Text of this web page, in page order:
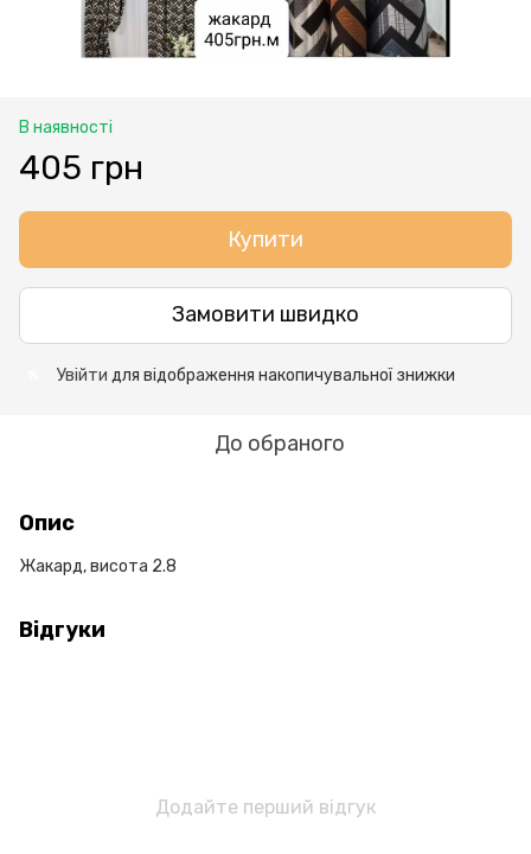
В наявності
405 грн
Купити
Замовити швидко
Увійти для відображення накопичувальної знижки
До обраного
Опис
Жакард, висота 2.8
Відгуки
Додайте перший відгук